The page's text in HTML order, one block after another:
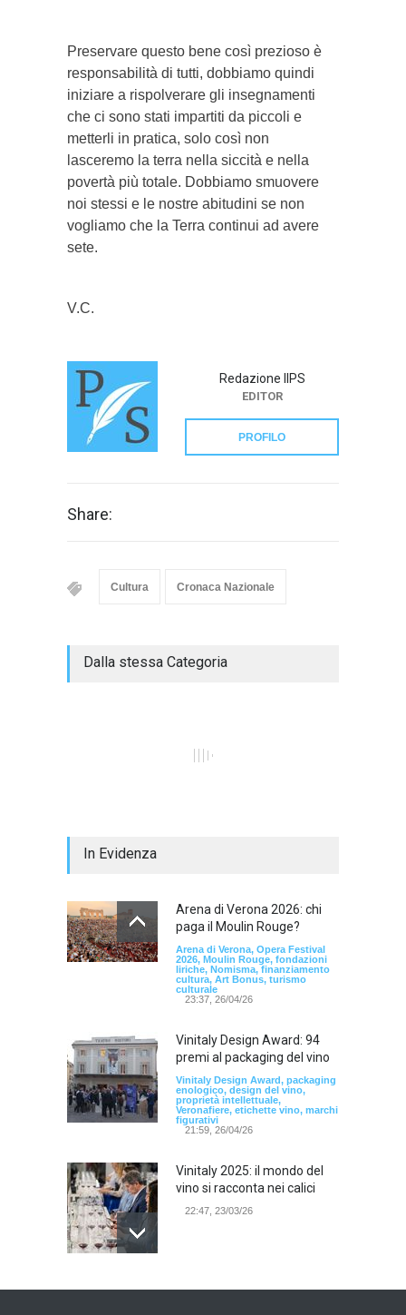
Preservare questo bene così prezioso è
responsabilità di tutti, dobbiamo quindi
iniziare a rispolverare gli insegnamenti
che ci sono stati impartiti da piccoli e
metterli in pratica, solo così non
lasceremo la terra nella siccità e nella
povertà più totale. Dobbiamo smuovere
noi stessi e le nostre abitudini se non
vogliamo che la Terra continui ad avere
sete.
V.C.
Redazione IlPS
EDITOR
PROFILO
Share:
Cultura Cronaca Nazionale
Dalla stessa Categoria
In Evidenza
Arena di Verona 2026: chi
paga il Moulin Rouge?
Arena di Verona, Opera Festival
2026, Moulin Rouge, fondazioni
liriche, Nomisma, finanziamento
cultura, Art Bonus, turismo
culturale
23:37, 26/04/26
Vinitaly Design Award: 94
premi al packaging del vino
Vinitaly Design Award, packaging
enologico, design del vino,
proprietà intellettuale,
Veronafiere, etichette vino, marchi
figurativi
21:59, 26/04/26
Vinitaly 2025: il mondo del
vino si racconta nei calici
22:47, 23/03/26
Model Expo Italy 2025 a